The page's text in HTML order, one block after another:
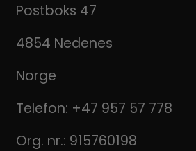
Postboks 47
4854 Nedenes
Norge
Telefon: +47 957 57 778
Org. nr.: 915760198